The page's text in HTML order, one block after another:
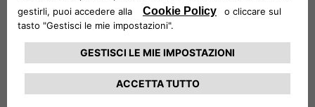
Referente Daniela Baglione
3477515691